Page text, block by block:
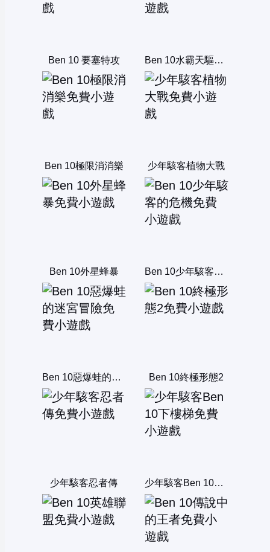
Ben 10 要塞特攻 Ben 10水霸天驅逐戰
Ben 10極限消消樂 少年駭客植物大戰
Ben 10外星蜂暴 Ben 10少年駭客的危機
Ben 10惡爆蛙的迷宮冒險 Ben 10終極形態2
少年駭客忍者傳 少年駭客Ben 10下樓梯